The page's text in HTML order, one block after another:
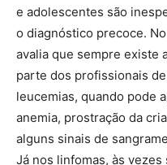
e adolescentes são
o diagnóstico precoce.
avalia que sempre existe
parte dos profissionais
leucemias, quando pode
anemia, prostração da
alguns sinais de
Já nos linfomas, às